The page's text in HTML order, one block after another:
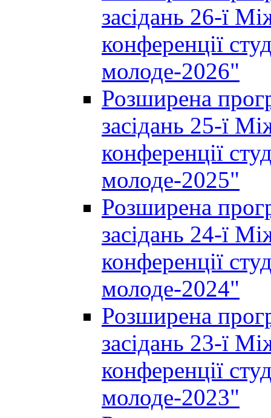
засідань 26-ї
конференції
молоде-2026"
Розширена
засідань 25-ї
конференції
молоде-2025"
Розширена
засідань 24-ї
конференції
молоде-2024"
Розширена
засідань 23-ї
конференції
молоде-2023"